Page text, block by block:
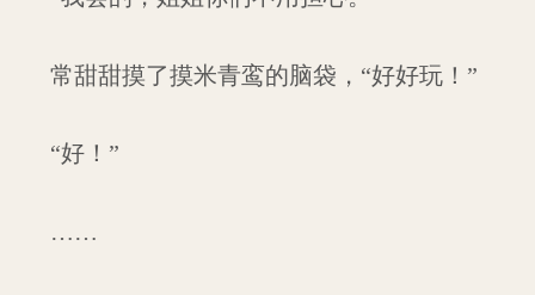
常甜甜摸了摸米青鸾的脑袋，“好好玩！”
“好！”
……